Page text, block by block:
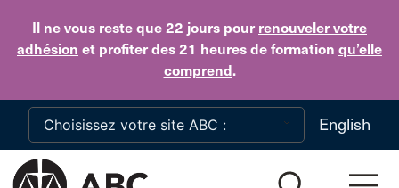
Il ne vous reste que 22 jours pour renouveler votre
adhésion et profiter des 21 heures de formation qu’elle
comprend.
Skip to main content
English